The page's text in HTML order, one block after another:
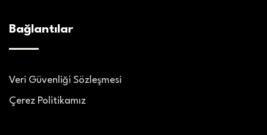
Bağlantılar
Veri Güvenliği Sözleşmesi
Çerez Politikamız